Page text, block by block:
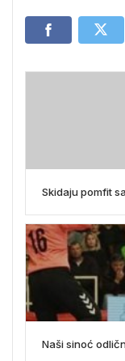
Skidaju pomfit
Naši sinoć